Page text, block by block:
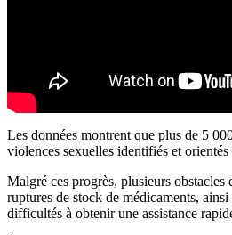
Les données montrent que plus de 5
violences sexuelles identifiés et orientés
Malgré ces progrès, plusieurs
ruptures de stock de médicaments,
difficultés à obtenir une assistance